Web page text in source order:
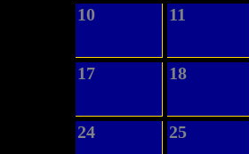
10 11
17 18
24 25